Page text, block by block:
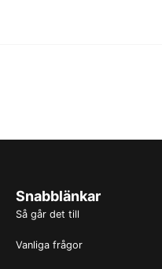
Snabblänkar
Så går det till
Vanliga frågor